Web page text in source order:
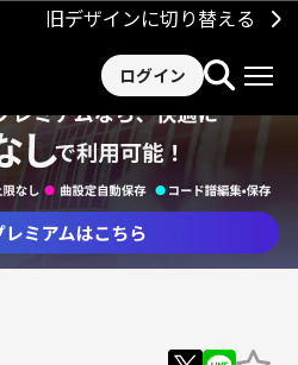
旧デザインに切り替える
ログイン